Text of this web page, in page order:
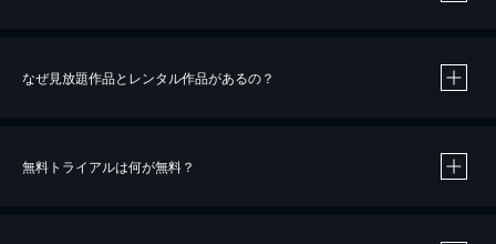
なぜ見放題作品とレンタル作品があるの？
無料トライアルは何が無料？